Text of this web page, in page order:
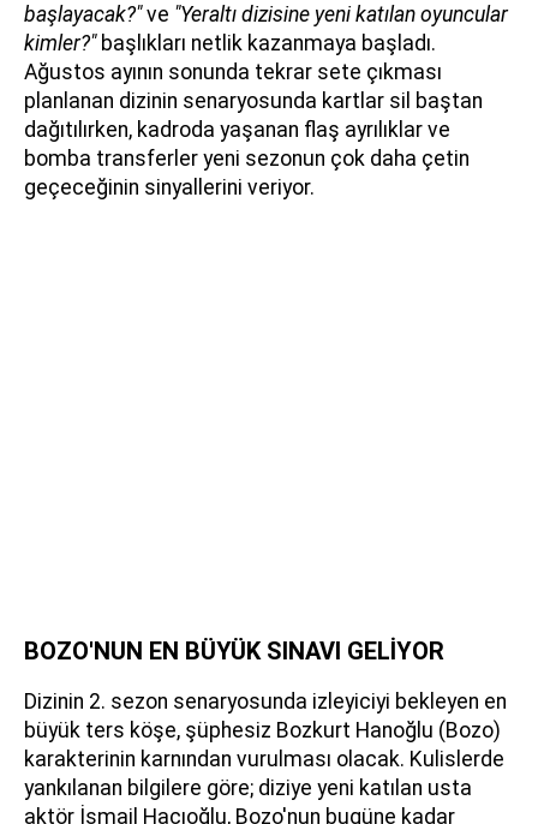
başlayacak?"ve "Yeraltı dizisine yeni katılan oyuncular
kimler?"başlıkları netlik kazanmaya başladı.
Ağustos ayının sonunda tekrar sete çıkması
planlanan dizinin senaryosunda kartlar sil baştan
dağıtılırken, kadroda yaşanan flaş ayrılıklar ve
bomba transferler yeni sezonun çok daha çetin
geçeceğinin sinyallerini veriyor.
BOZO'NUN EN BÜYÜK SINAVI GELİYOR
Dizinin 2. sezon senaryosunda izleyiciyi bekleyen en
büyük ters köşe, şüphesiz Bozkurt Hanoğlu (Bozo)
karakterinin karnından vurulması olacak. Kulislerde
yankılanan bilgilere göre; diziye yeni katılan usta
aktör İsmail Hacıoğlu, Bozo'nun bugüne kadar